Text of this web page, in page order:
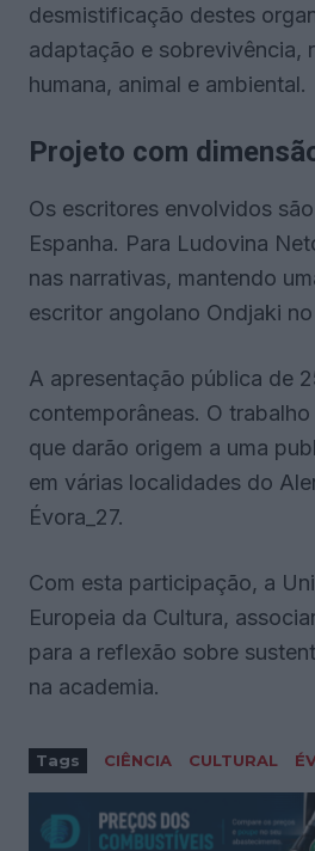
desmistificação destes
adaptação e sobrevivência,
humana, animal e ambiental.
Projeto com
Os escritores envolvidos
Espanha. Para Ludovina
nas narrativas, mantendo
escritor angolano Ondjaki
A apresentação pública de
contemporâneas. O
que darão origem a uma
em várias localidades do
Évora_27.
Com esta participação, a
Europeia da Cultura,
para a reflexão sobre
na academia.
Tags CIÊNCIA CULTURAL